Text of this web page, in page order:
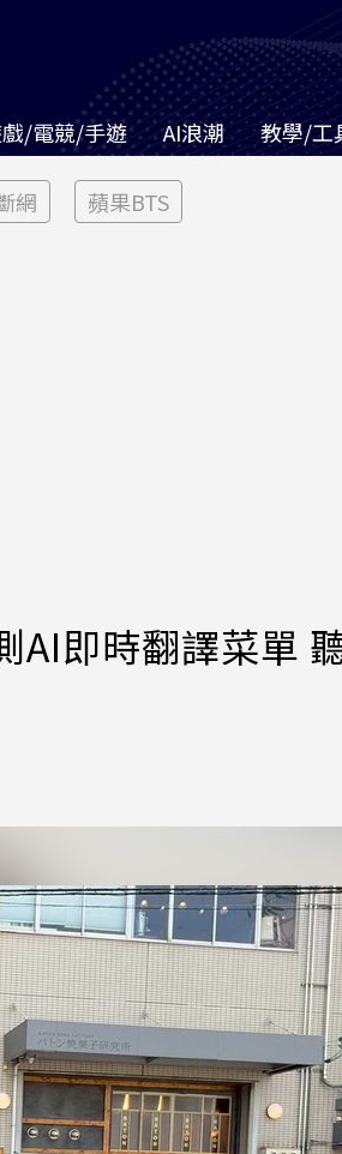
/電競/手遊 AI浪潮 教學/工
網 蘋果BTS
AI即時翻譯菜單